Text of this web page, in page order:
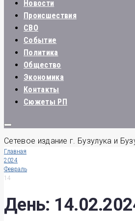
Новости
Происшествия
СВО
Событие
Политика
Общество
Экономика
Контакты
Сюжеты РП
Сетевое издание г. Бузулука и
Главная
2024
Февраль
14
День: